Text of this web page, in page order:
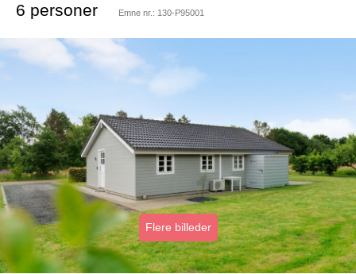
6 personer Emne nr.: 130-P95001
Flere billeder